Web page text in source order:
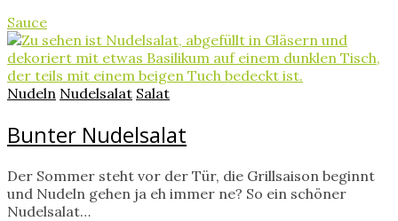
Sauce
Nudeln Nudelsalat Salat
Bunter Nudelsalat
Der Sommer steht vor der Tür, die Grillsaison beginnt
und Nudeln gehen ja eh immer ne? So ein schöner
Nudelsalat…